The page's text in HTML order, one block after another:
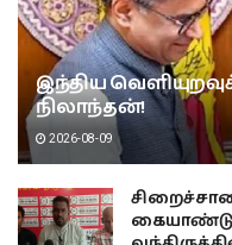
இந்திய
நிலாந்தன்!
2026-08-09
கையாண்டு